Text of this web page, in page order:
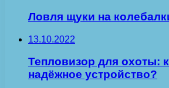
Ловля щуки на
13.10.2022
Тепловизор для охоты:
надёжное устройство?